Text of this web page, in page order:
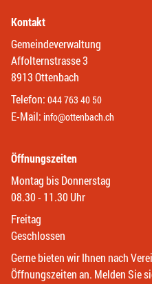
Kontakt
Gemeindeverwaltung
Affolternstrasse 3
8913 Ottenbach
Telefon: 044 763 40 50
E-Mail: info@ottenbach.ch
Öffnungszeiten
Montag bis Donnerstag
08.30 - 11.30 Uhr
Freitag
Geschlossen
Gerne bieten wir Ihnen nach
Öffnungszeiten an. Melden Sie